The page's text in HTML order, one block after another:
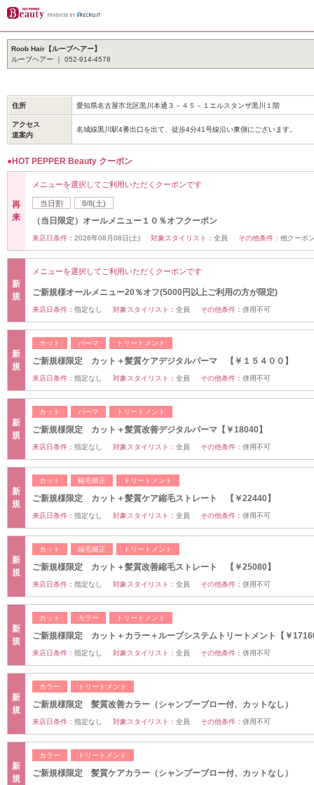
Roob Hair【ルーブヘアー】
ルーブヘアー ｜ 052-914-4578
住所 愛知県名古屋市北区黒川本通３－４５－１エルスタンザ黒川１階
アクセス
道案内
名城線黒川駅4番出口を出て、徒歩4分41号線沿い東側にございます。
●HOT PEPPER Beauty クーポン
再
来
メニューを選択してご利用いただくクーポンです
当日割 8/8(土)
（当日限定）オールメニュー１０％オフクーポン
来店日条件： 2026年08月08日(土) 対象スタイリスト： 全員 その他条件： 他クーポ
新
規
メニューを選択してご利用いただくクーポンです
ご新規様オールメニュー20％オフ(5000円以上ご利用の方が限定)
来店日条件： 指定なし 対象スタイリスト： 全員 その他条件： 併用不可
新
規
カット パーマ トリートメント
ご新規様限定 カット＋髪質ケアデジタルパーマ 【￥１５４００】
来店日条件： 指定なし 対象スタイリスト： 全員 その他条件： 併用不可
新
規
カット パーマ トリートメント
ご新規様限定 カット＋髪質改善デジタルパーマ【￥18040】
来店日条件： 指定なし 対象スタイリスト： 全員 その他条件： 併用不可
新
規
カット 縮毛矯正 トリートメント
ご新規様限定 カット＋髪質ケア縮毛ストレート 【￥22440】
来店日条件： 指定なし 対象スタイリスト： 全員 その他条件： 併用不可
新
規
カット 縮毛矯正 トリートメント
ご新規様限定 カット＋髪質改善縮毛ストレート 【￥25080】
来店日条件： 指定なし 対象スタイリスト： 全員 その他条件： 併用不可
新
規
カット カラー トリートメント
ご新規様限定 カット＋カラー＋ルーブシステムトリートメント【￥
来店日条件： 指定なし 対象スタイリスト： 全員 その他条件： 併用不可
新
規
カラー トリートメント
ご新規様限定 髪質改善カラー（シャンプーブロー付、カットなし）
来店日条件： 指定なし 対象スタイリスト： 全員 その他条件： 併用不可
新
規
カラー トリートメント
ご新規様限定 髪質ケアカラー（シャンプーブロー付、カットなし）